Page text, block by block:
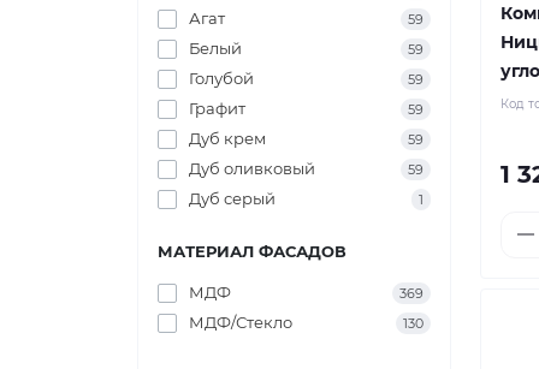
Агат 59
Белый 59
Голубой 59
Графит 59
Дуб крем 59
Дуб оливковый 59
Дуб серый 1
МАТЕРИАЛ ФАСАДОВ
МДФ 369
МДФ/Стекло 130
Код
1